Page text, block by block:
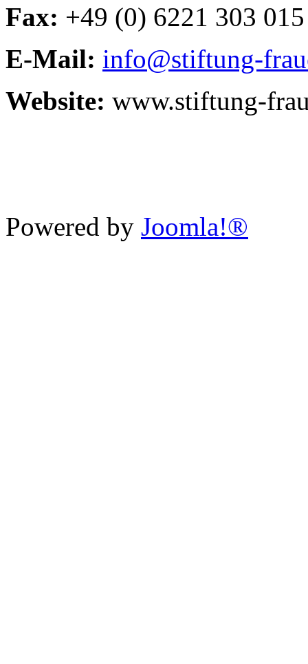
Fax: +49 (0) 6221 303 015
E-Mail: info@stiftung-
Website: www.stiftung-
Powered by Joomla!®